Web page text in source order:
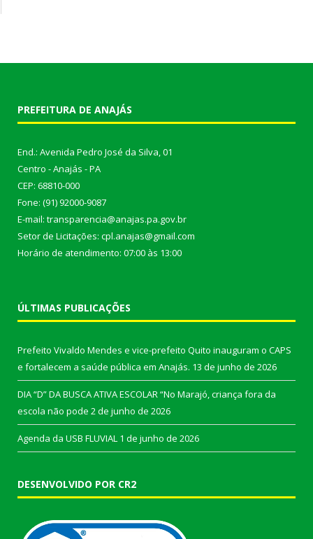
PREFEITURA DE ANAJÁS
End.: Avenida Pedro José da Silva, 01
Centro - Anajás - PA
CEP: 68810-000
Fone: (91) 92000-9087
E-mail: transparencia@anajas.pa.gov.br
Setor de Licitações: cpl.anajas@gmail.com
Horário de atendimento: 07:00 às 13:00
ÚLTIMAS PUBLICAÇÕES
Prefeito Vivaldo Mendes e vice-prefeito Quito inauguram o CAPS
e fortalecem a saúde pública em Anajás. 13 de junho de 2026
DIA “D” DA BUSCA ATIVA ESCOLAR “No Marajó, criança fora da
escola não pode 2 de junho de 2026
Agenda da USB FLUVIAL 1 de junho de 2026
DESENVOLVIDO POR CR2